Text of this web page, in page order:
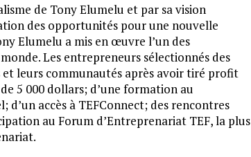
de Tony Elumelu et par sa vision
des opportunités pour une nouvelle
Elumelu a mis en œuvre l’un des
Les entrepreneurs sélectionnés des
leurs communautés après avoir tiré profit
5 000 dollars; d’une formation au
accès à TEFConnect; des rencontres
au Forum d’Entreprenariat TEF, la plus